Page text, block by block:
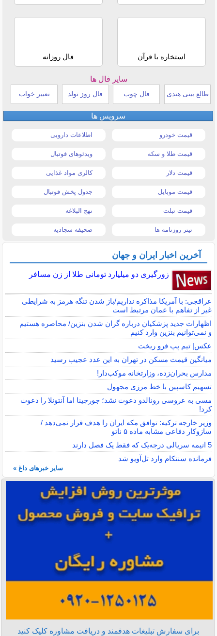
استخاره با قرآن فال روزانه
سایر فال ها
طالع بینی هندی فال چوب فال روز تولد تعبیر خواب
سرویس ها
قیمت خودرو اطلاعات دارویی
قیمت طلا و سکه ویدئوهای فوتبال
قیمت دلار کالری مواد غذایی
قیمت موبایل جدول پخش فوتبال
قیمت تبلت نهج البلاغه
تیتر روزنامه ها صحیفه سجادیه
آخرین اخبار ایران و جهان
زورگیری دو میلیارد تومانی طلا از زن مسافر
عراقچی: با آمریکا مذاکره نداریم/باز شدن تنگه هرمز به شرایطی
غیر از تفاهم با عمان مرتبط است
اظهارات جدید پزشکیان درباره گران شدن بنزین/ محاصره هستیم
و نمی‌توانیم بنزین وارد کنیم
عکس| تیم پپ فرو ریخت
میانگین قیمت مسکن در تهران به این عدد عجیب رسید
مدارس بحران‌زده، وزارتخانه موکب‌دار!
تسهیم کاسپین با خط مرزی مجهول
مسی به عروسی رونالدو دعوت نشد؛ جورجینا اما آنتونلا را دعوت
کرد!
وزیر خارجه ترکیه: توافق مکه ایران را هدف قرار نمی‌دهد /
سازوکار دفاعی مشابه ماده ۵ ناتو
5 انیمه سریالی درجه‌یک که فقط یک فصل دارند
فرمانده سنتکام وارد تل‌آویو شد
سایر خبرهای داغ »
برای سفارش تبلیغات هدفمند و دریافت مشاوره کلیک کنید